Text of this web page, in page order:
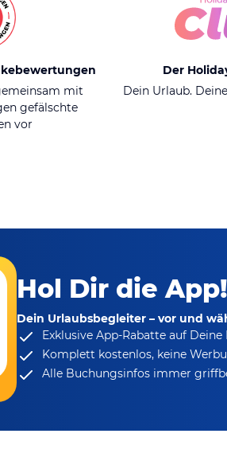
mit
gefälschte
vor
Der
Dein Urlaub.
Hol Dir die App!
Dein Urlaubsbegleiter – vor und
Exklusive App-Rabatteauf Deine
Komplett kostenlos, keine
Alle Buchungsinfos immer